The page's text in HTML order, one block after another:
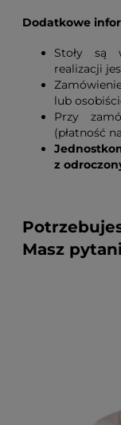
Dodatkowe
Stoły są
realizacji
lub
Przy
(płatność
z
Masz